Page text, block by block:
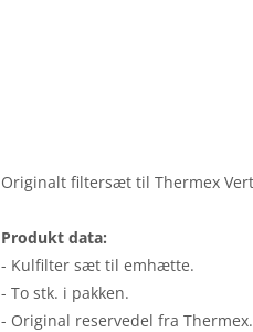
Originalt filtersæt til Thermex
Produkt data:
- Kulfilter sæt til emhætte.
- To stk. i pakken.
- Original reservedel fra Thermex.